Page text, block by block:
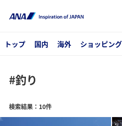
トップ 国内 海外 ショッピン
#釣り
検索結果：10件